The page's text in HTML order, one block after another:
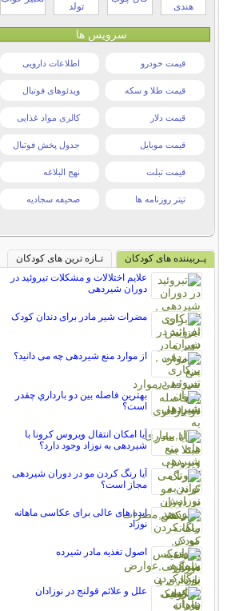
هندی
تولد
سرویس ها
قیمت خودرو اطلاعات دارویی
قیمت طلا و سکه ویدئوهای فوتبال
قیمت دلار کالری مواد غذایی
قیمت موبایل جدول پخش فوتبال
قیمت تبلت نهج البلاغه
تیتر روزنامه ها صحیفه سجادیه
پـربیننده های کودکان
تـازه ترین های کودکان
علایم اختلالات و مشکلات تیروئید در
دوران شیردهی
مضرات شیر مادر برای دندان کودک
از موارد منع شیردهی چه می دانید؟
بهترين فاصله بين دو بارداري چقدر
است؟
آیا امکان انتقال ویروس کرونا با
شیردهی به نوزاد وجود دارد؟
آیا رنگ کردن مو در دوران شیردهی
مجاز است؟
ایده های عالی برای عکاسی ماهانه
نوزاد
اصول تغذیه مادر شیرده
علل و علائم قولنج در نوزادان